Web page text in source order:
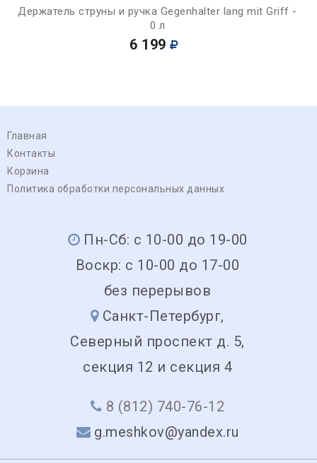
Держатель струны и ручка Gegenhalter lang mit Griff -
0 л
6 199
Главная
Контакты
Корзина
Политика обработки персональных данных
Пн-Сб: с 10-00 до 19-00
Воскр: с 10-00 до 17-00
без перерывов
Санкт-Петербург,
Северный проспект д. 5,
секция 12 и секция 4
8 (812) 740-76-12
g.meshkov@yandex.ru